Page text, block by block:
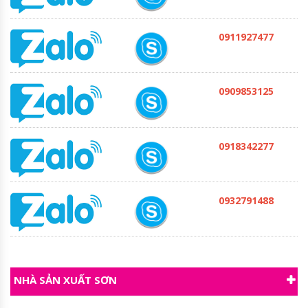
Sơn Sunday poly UreThane MA366
0911927477
0909853125
0918342277
0932791488
NHÀ SẢN XUẤT SƠN